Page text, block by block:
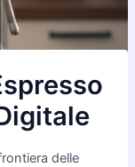
delle